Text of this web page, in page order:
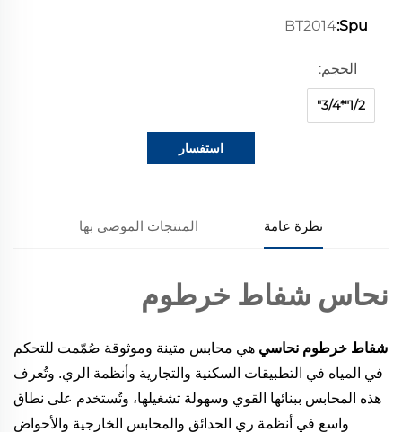
Spu:
BT2014
الحجم:
1/2"*3/4"
استفسار
نظرة عامة المنتجات الموصى بها
نحاس شفاط خرطوم
شفاط خرطوم نحاسي هي محابس متينة وموثوقة صُمّمت للتحكم
في المياه في التطبيقات السكنية والتجارية وأنظمة الري. وتُعرف
هذه المحابس ببنائها القوي وسهولة تشغيلها، وتُستخدم على نطاق
واسع في أنظمة ري الحدائق والمحابس الخارجية والأحواض